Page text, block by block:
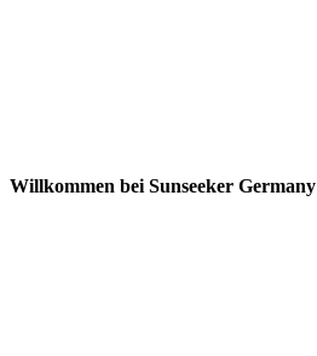
Willkommen bei Sunseeker Germany